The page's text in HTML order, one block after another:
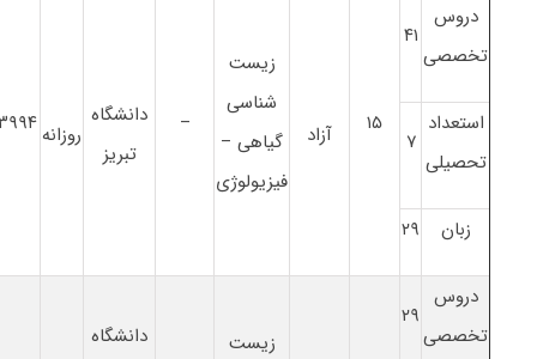
دروس
تخصصی
۴۱
۱۵ آزاد
زیست
شناسی
گیاهی –
فیزیولوژی
–
دانشگاه
تبریز
روزانه
استعداد
تحصیلی
۷
زبان ۲۹
دروس
تخصصی
۲۹
زیست
دانشگاه